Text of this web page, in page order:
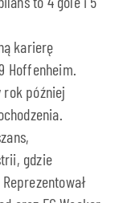
karierę
Hoffenheim.
rok później
gdzie